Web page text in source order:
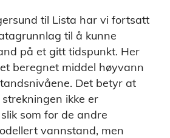
til Lista har vi fortsatt
til å kunne
på et gitt tidspunkt. Her
beregnet middel høyvann
Det betyr at
ikke er
som for de andre
vannstand, men